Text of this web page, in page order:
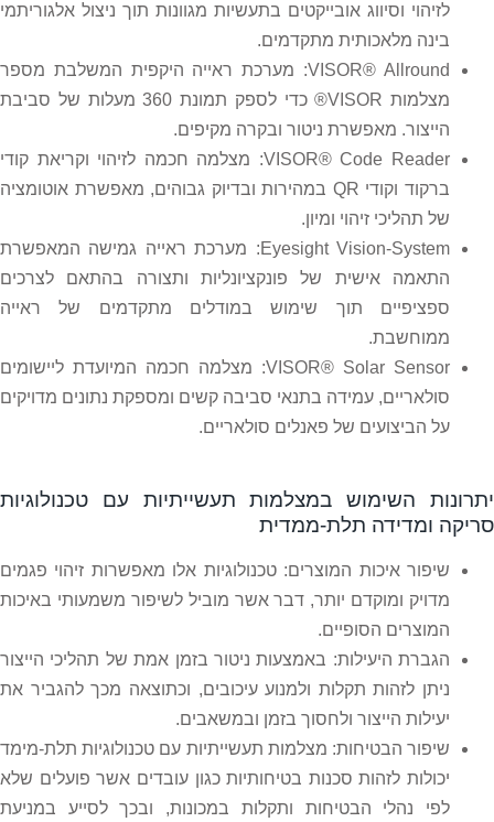
לזיהוי וסיווג אובייקטים בתעשיות מגוונות תוך ניצול אלגוריתמי
בינה מלאכותית מתקדמים.
VISOR® Allround: מערכת ראייה היקפית המשלבת מספר
מצלמות VISOR® כדי לספק תמונת 360 מעלות של סביבת
הייצור. מאפשרת ניטור ובקרה מקיפים.
VISOR® Code Reader: מצלמה חכמה לזיהוי וקריאת קודי
ברקוד וקודי QR במהירות ובדיוק גבוהים, מאפשרת אוטומציה
של תהליכי זיהוי ומיון.
Eyesight Vision-System: מערכת ראייה גמישה המאפשרת
התאמה אישית של פונקציונליות ותצורה בהתאם לצרכים
ספציפיים תוך שימוש במודלים מתקדמים של ראייה
ממוחשבת.
VISOR® Solar Sensor: מצלמה חכמה המיועדת ליישומים
סולאריים, עמידה בתנאי סביבה קשים ומספקת נתונים מדויקים
על הביצועים של פאנלים סולאריים.
יתרונות השימוש במצלמות תעשייתיות עם טכנולוגיות
סריקה ומדידה תלת-ממדית
שיפור איכות המוצרים: טכנולוגיות אלו מאפשרות זיהוי פגמים
מדויק ומוקדם יותר, דבר אשר מוביל לשיפור משמעותי באיכות
המוצרים הסופיים.
הגברת היעילות: באמצעות ניטור בזמן אמת של תהליכי הייצור
ניתן לזהות תקלות ולמנוע עיכובים, וכתוצאה מכך להגביר את
יעילות הייצור ולחסוך בזמן ובמשאבים.
שיפור הבטיחות: מצלמות תעשייתיות עם טכנולוגיות תלת-מימד
יכולות לזהות סכנות בטיחותיות כגון עובדים אשר פועלים שלא
לפי נהלי הבטיחות ותקלות במכונות, ובכך לסייע במניעת